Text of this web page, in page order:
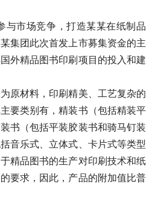
与市场竞争，打造某某在纸制品
集团此次首发上市募集资金的主
外精品图书印刷项目的投入和建
原材料，印刷精美、工艺复杂的
要类别有，精装书（包括精装平
书（包括平装胶装书和骑马钉装
音乐式、立体式、卡片式等类型
精品图书的生产对印刷技术和纸
要求，因此，产品的附加值比普